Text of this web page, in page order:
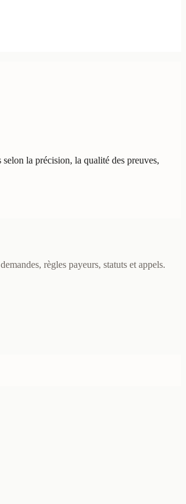
la précision, la qualité des preuves,
règles payeurs, statuts et appels.